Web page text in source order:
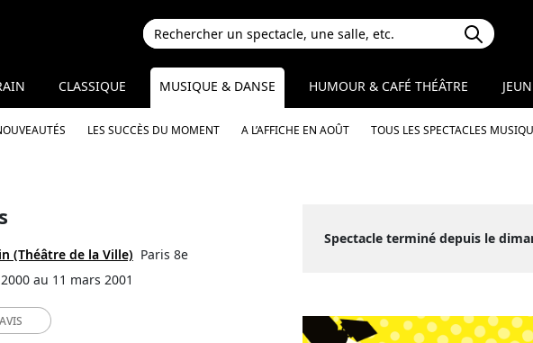
CLASSIQUE MUSIQUE & DANSE
LES SUCCÈS DU MOMENT A L’AFFICHE EN AOÛT TOUS LES SPECTACLES
HUMOUR & CAFÉ THÉÂTRE
(Théâtre de la Ville) Paris 8e
au 11 mars 2001
AVIS
Spectacle terminé depuis le